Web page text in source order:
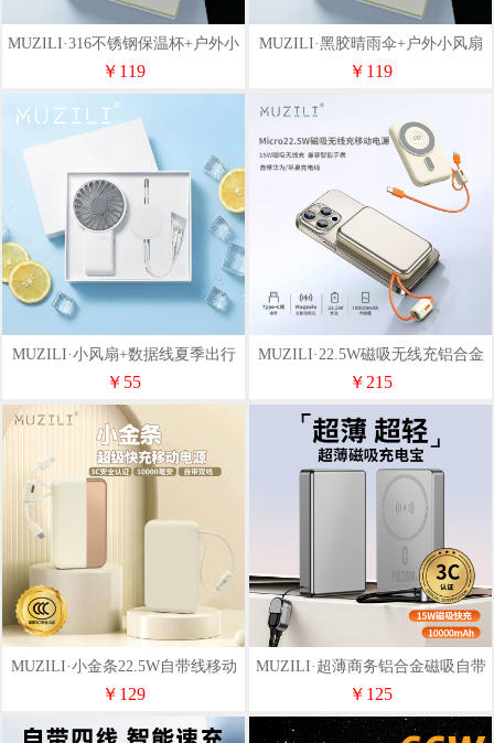
MUZILI·316不锈钢保温杯+户外小
风扇MZL-XJ5
￥119
MUZILI·黑胶晴雨伞+户外小风扇
套装MZL-XJ3
￥119
MUZILI·小风扇+数据线夏季出行
套装MZL-XJ2
￥55
MUZILI·22.5W磁吸无线充铝合金
移动电源R118W
￥215
MUZILI·小金条22.5W自带线移动
电源KC18
￥129
MUZILI·超薄商务铝合金磁吸自带
线移动电源R-15L
￥125